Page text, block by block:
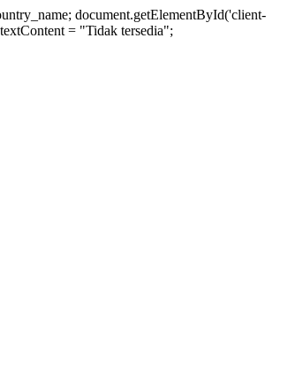
document.getElementById('client-
= "Tidak tersedia";